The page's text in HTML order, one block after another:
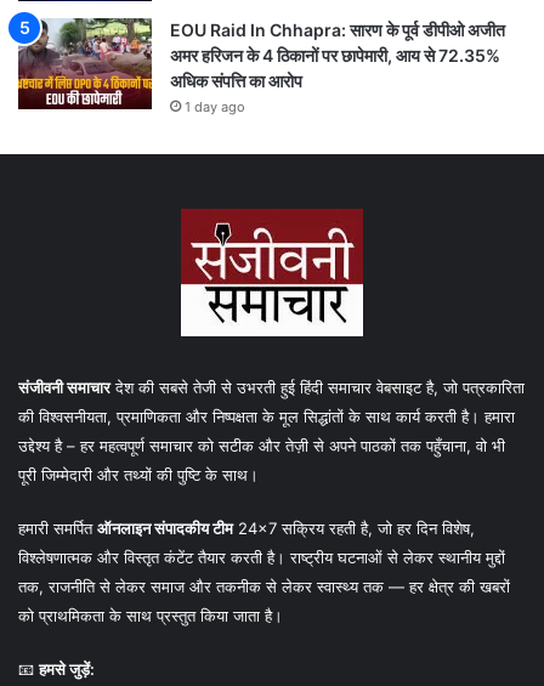
EOU Raid In Chhapra: सारण के पूर्व डीपीओ अजीत
अमर हरिजन के 4 ठिकानों पर छापेमारी, आय से 72.35%
अधिक संपत्ति का आरोप
1 day ago
संजीवनी समाचारदेश की सबसे तेजी से उभरती हुई हिंदी समाचार वेबसाइट है, जो पत्रकारिता
की विश्वसनीयता, प्रमाणिकता और निष्पक्षता के मूल सिद्धांतों के साथ कार्य करती है। हमारा
उद्देश्य है – हर महत्वपूर्ण समाचार को सटीक और तेज़ी से अपने पाठकों तक पहुँचाना, वो भी
पूरी जिम्मेदारी और तथ्यों की पुष्टि के साथ।
हमारी समर्पितऑनलाइन संपादकीय टीम24×7 सक्रिय रहती है, जो हर दिन विशेष,
विश्लेषणात्मक और विस्तृत कंटेंट तैयार करती है। राष्ट्रीय घटनाओं से लेकर स्थानीय मुद्दों
तक, राजनीति से लेकर समाज और तकनीक से लेकर स्वास्थ्य तक — हर क्षेत्र की खबरों
को प्राथमिकता के साथ प्रस्तुत किया जाता है।
📧हमसे जुड़ें: